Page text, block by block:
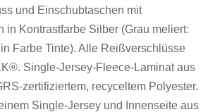
und Einschubtaschen mit
in Kontrastfarbe Silber (Grau meliert:
Farbe Tinte). Alle Reißverschlüsse
Single-Jersey-Fleece-Laminat aus
zertifiziertem, recyceltem Polyester.
Single-Jersey und Innenseite aus